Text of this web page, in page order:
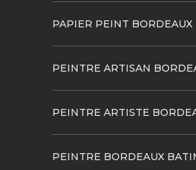
PAPIER PEINT BORDEAUX
PEINTRE ARTISAN
PEINTRE ARTISTE
PEINTRE BORDEAUX